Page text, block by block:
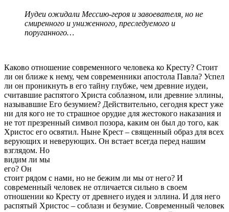
Иудеи ожидали Мессию-героя и завоевателя, но не
смиренного и униженного, преследуемого и
поруганного…
Каково отношение современного человека ко Кресту? Стоит
ли он ближе к нему, чем современники апостола Павла? Успел
ли он проникнуть в его тайну глубже, чем древние иудеи,
считавшие распятого Христа соблазном, или древние эллины,
называвшие Его безумием? Действительно, сегодня крест уже
ни для кого не то страшное орудие для жестокого наказания и
не тот презренный символ позора, каким он был до того, как
Христос его освятил. Ныне Крест – священный образ для всех
верующих и неверующих. Он встает всегда перед нашим
взглядом. Но
видим ли мы
его? Он
стоит рядом с нами, но не бежим ли мы от него? И
современный человек не отличается сильно в своем
отношении ко Кресту от древнего иудея и эллина. И для него
распятый Христос – соблазн и безумие. Современный человек